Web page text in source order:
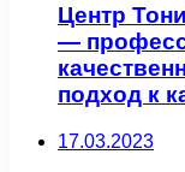
Центр
—
подход к
17.03.2023